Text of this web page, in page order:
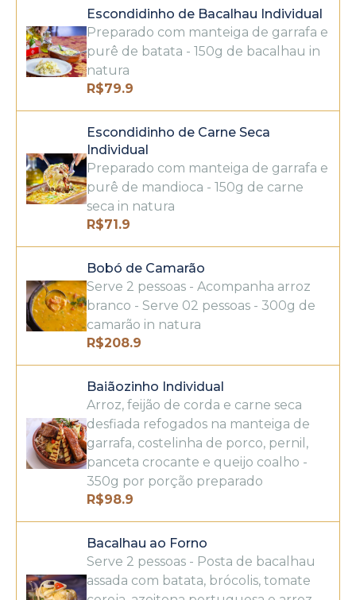
Escondidinho de Bacalhau Individual
Preparado com manteiga de garrafa e
purê de batata - 150g de bacalhau in
natura
R$79.9
Escondidinho de Carne Seca
Individual
Preparado com manteiga de garrafa e
purê de mandioca - 150g de carne
seca in natura
R$71.9
Bobó de Camarão
Serve 2 pessoas - Acompanha arroz
branco - Serve 02 pessoas - 300g de
camarão in natura
R$208.9
Baiãozinho Individual
Arroz, feijão de corda e carne seca
desfiada refogados na manteiga de
garrafa, costelinha de porco, pernil,
panceta crocante e queijo coalho -
350g por porção preparado
R$98.9
Bacalhau ao Forno
Serve 2 pessoas - Posta de bacalhau
assada com batata, brócolis, tomate